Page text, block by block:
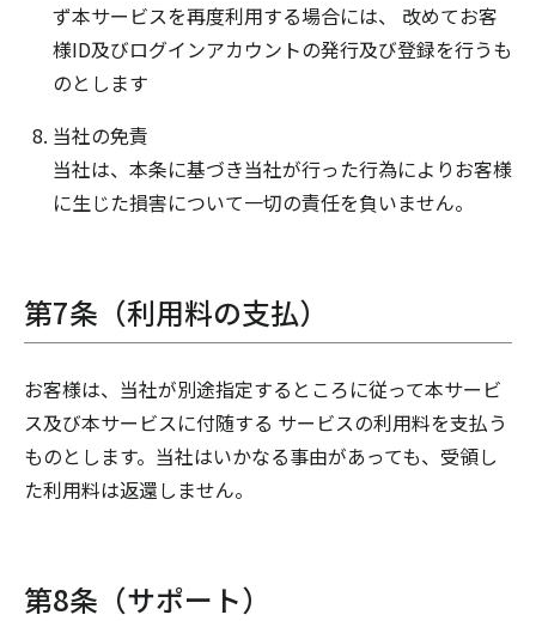
ず本サービスを再度利用する場合には、 改めてお客
様ID及びログインアカウントの発行及び登録を行うも
のとします
当社の免責
当社は、本条に基づき当社が行った行為によりお客様
に生じた損害について一切の責任を負いません。
第7条（利用料の支払）
お客様は、当社が別途指定するところに従って本サービ
ス及び本サービスに付随する サービスの利用料を支払う
ものとします。当社はいかなる事由があっても、受領し
た利用料は返還しません。
第8条（サポート）